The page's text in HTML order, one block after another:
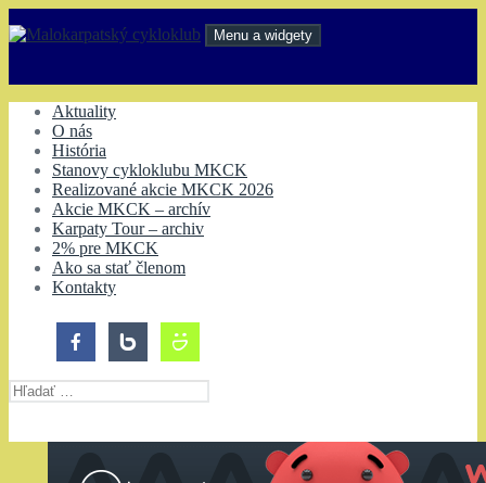
na
Menu a widgety
Aktuality
O nás
História
Stanovy cykloklubu MKCK
Realizované akcie MKCK 2026
Akcie MKCK – archív
Karpaty Tour – archiv
2% pre MKCK
Ako sa stať členom
Kontakty
Hľadať: